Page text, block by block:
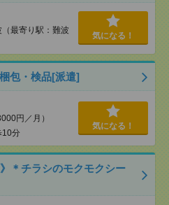
最寄り駅：難波
気になる！
包・検品[派遣]
円／月）
10分
気になる！
＊チラシのモクモクシー